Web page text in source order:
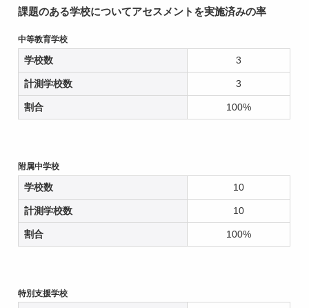
課題のある学校についてアセスメントを実施済みの率
中等教育学校
学校数 3
計測学校数 3
割合 100%
附属中学校
学校数 10
計測学校数 10
割合 100%
特別支援学校